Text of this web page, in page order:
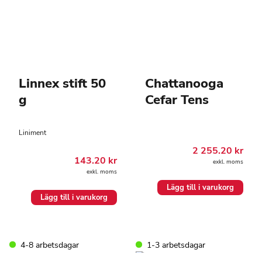
Linnex stift 50
g
Liniment
143.20 kr
exkl. moms
Lägg till i varukorg
Chattanooga
Cefar Tens
2 255.20 kr
exkl. moms
Lägg till i varukorg
4-8 arbetsdagar 1-3 arbetsdagar